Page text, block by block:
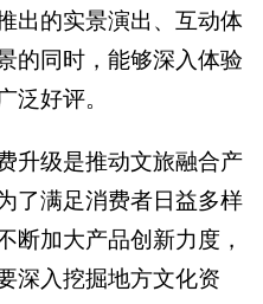
出的实景演出、互动体
的同时，能够深入体验
泛好评。
升级是推动文旅融合产
了满足消费者日益多样
断加大产品创新力度，
深入挖掘地方文化资